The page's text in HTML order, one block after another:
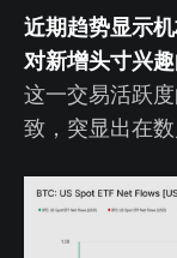
近期趋势显示
对新增头寸兴
这一交易活跃
致，突显出在